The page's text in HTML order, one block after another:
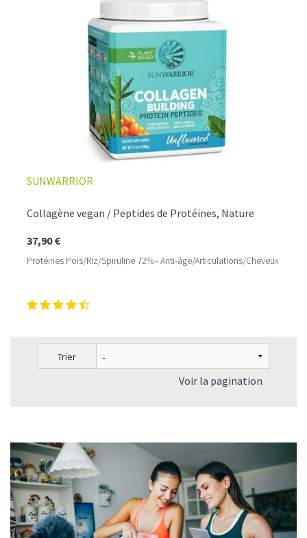
SUNWARRIOR
Collagène vegan / Peptides de Protéines, Nature
37,90 €
Protéines Pois/Riz/Spiruline 72% - Anti-âge/Articulations/Cheveux
Trier
Voir la pagination